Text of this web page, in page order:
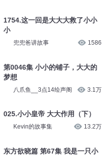
1754.这一回是大大大救了小小
小
兜兜爸讲故事 1586
第0046集 小小的铺子，大大的
梦想
八爪鱼__3点14绘声阁 3.1万
025.小小皇帝 大大作用（下）
Kevin的故事集 13.2万
东方欲晓篇 第67集 我是一只小